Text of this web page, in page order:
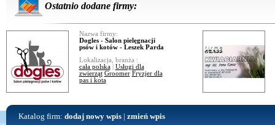
Ostatnio dodane firmy:
Nazwa firmy:
Dogles - Salon pielęgnacji
psów i kotów - Leszek Parda
Lokalizacja, branża :
cała polska| Usługi dla
zwierząt Groomer Fryzjer dla
pas i kota
Katalog firm: dodaj nowy wpis| zmień wpis